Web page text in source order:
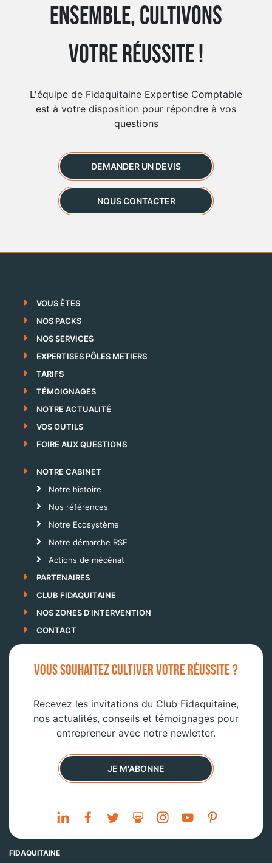
Ensemble, cultivons
votre réussite !
L'équipe de Fidaquitaine Expertise Comptable
est à votre disposition pour répondre à vos
questions
DEMANDER UN DEVIS
NOUS CONTACTER
VOUS ÊTES
NOS PACKS
NOS SERVICES
EXPERTISES PÔLES METIERS
TARIFS
TÉMOIGNAGES
NOTRE ACTUALITÉ
VOS OUTILS
FOIRE AUX QUESTIONS
NOTRE CABINET
Notre histoire
Nos références
Notre Ecosystème
Notre démarche RSE
Actions de mécénat
PARTENAIRES
CLUB FIDAQUITAINE
NOS ZONES D’INTERVENTION
CONTACT
VOUS SOUHAITEZ CULTIVER VOTRE RÉUSSITE ?
Recevez les invitations du Club Fidaquitaine,
nos actualités, conseils et témoignages pour
entrepreneur avec notre newletter.
JE M'ABONNE
FIDAQUITAINE